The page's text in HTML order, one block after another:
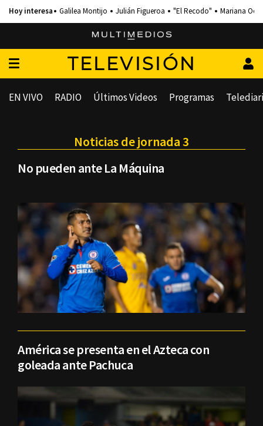
Galilea Montijo Julián Figueroa "El Recodo" Mariana
TELEVISIÓN
EN VIVO RADIO Últimos Videos Programas
Noticias de jornada 3
No pueden ante La Máquina
América se presenta en el Azteca con
goleada ante Pachuca